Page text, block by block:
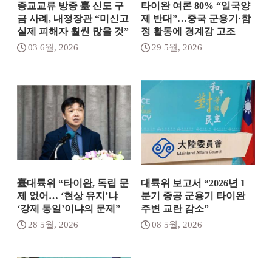
종교교류 방중 臺 신도 구
금 사례, 내정장관 “미신고
실제 피해자 훨씬 많을 것”
03 6월, 2026
타이완 여론 80% “일국양
제 반대”…중국 군용기·함
정 활동에 경계감 고조
29 5월, 2026
臺대륙위 “타이완, 독립 문
제 없어… ‘현상 유지’냐
‘강제 통일’이냐의 문제”
28 5월, 2026
대륙위 보고서 “2026년 1
분기 중공 군용기 타이완
주변 교란 감소”
08 5월, 2026